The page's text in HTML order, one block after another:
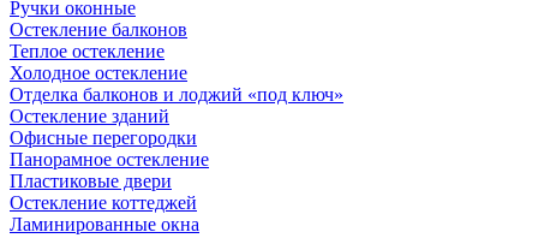
Ручки оконные
Остекление балконов
Теплое остекление
Холодное остекление
Отделка балконов и лоджий «под ключ»
Остекление зданий
Офисные перегородки
Панорамное остекление
Пластиковые двери
Остекление коттеджей
Ламинированные окна